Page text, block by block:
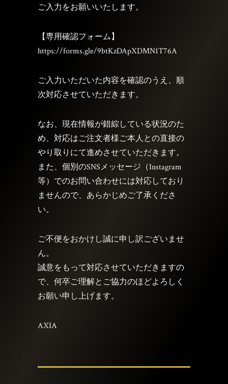
ご入力をお願いいたします。
【専用確認フォーム】
https://forms.gle/9btKzDApXDMN1T76A
ご入力いただいた内容を確認のうえ、順
次対応させていただきます。
なお、現在情報が錯綜している状況のた
め、対応はご注文者様ご本人との直接の
やり取りにて進めさせていただきます。
また、個別のSNSメッセージ（Instagram
等）でのお問い合わせには対応しており
ませんので、あらかじめご了承くださ
い。
ご不便をおかけし誠に申し訳ございませ
ん。
誠意をもって対応させていただきますの
で、何卒ご理解とご協力のほどよろしく
お願い申し上げます。
AXIA